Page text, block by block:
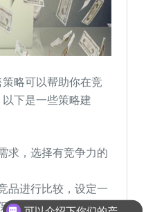
略可以帮助你在竞
下是一些策略建
求，选择有竞争力的
品进行比较，设定一
证利润的价格。